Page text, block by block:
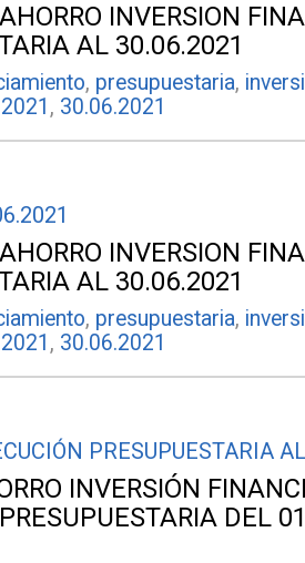
INVERSION
AL 30.06.2021
, presupuestaria,
2021 , 30.06.2021
INVERSION
AL 30.06.2021
, presupuestaria,
2021 , 30.06.2021
PRESUPUESTARIA
INVERSIÓN
DEL